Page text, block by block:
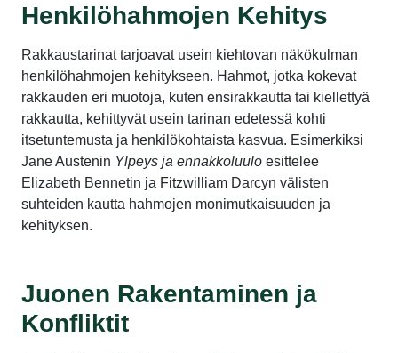
Henkilöhahmojen Kehitys
Rakkaustarinat tarjoavat usein kiehtovan näkökulman
henkilöhahmojen kehitykseen. Hahmot, jotka kokevat
rakkauden eri muotoja, kuten ensirakkautta tai kiellettyä
rakkautta, kehittyvät usein tarinan edetessä kohti
itsetuntemusta ja henkilökohtaista kasvua. Esimerkiksi
Jane Austenin Ylpeys ja ennakkoluulo esittelee
Elizabeth Bennetin ja Fitzwilliam Darcyn välisten
suhteiden kautta hahmojen monimutkaisuuden ja
kehityksen.
Juonen Rakentaminen ja
Konfliktit